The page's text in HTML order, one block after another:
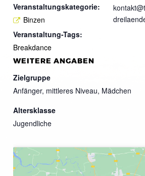
Veranstaltungskategorie:
Binzen
Veranstaltung-Tags:
Breakdance
WEITERE ANGABEN
Zielgruppe
Anfänger, mittleres Niveau, Mädchen
Altersklasse
Jugendliche